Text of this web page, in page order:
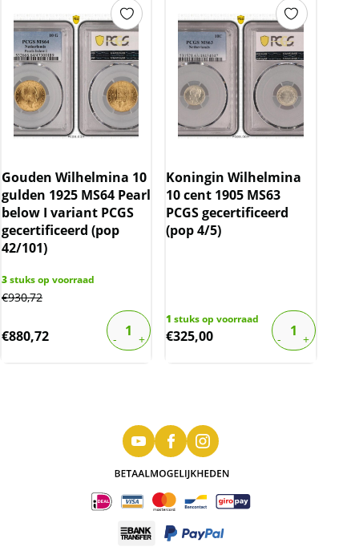
Gouden Wilhelmina 10
gulden 1925 MS64 Pearl
below I variant PCGS
gecertificeerd (pop
42/101)
3stuks op voorraad
€930,72
€880,72
Koningin Wilhelmina
10 cent 1905 MS63
PCGS gecertificeerd
(pop 4/5)
1 stuks op voorraad
€325,00